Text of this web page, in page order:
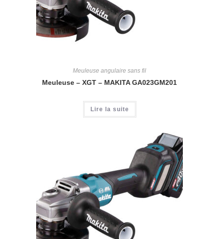
Meuleuse angulaire sans fil
Meuleuse – XGT – MAKITA GA023GM201
Lire la suite